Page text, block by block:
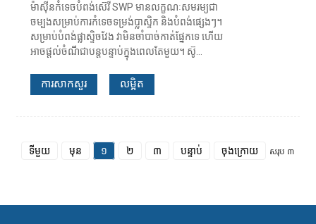
ម៉ាស៊ីនកំទេចបំពង់ស៊េរី SWP មានលក្ខណៈសមរម្យជា
ចម្បងសម្រាប់ការកំទេចទម្រង់ប្លាស្ទិក និងបំពង់ផ្សេងៗ។
សម្រាប់បំពង់ផ្លាស្ទិចវែង វាមិនចាំបាច់កាត់ផ្នែកទេ ហើយ
អាចផ្តល់ចំណីជាបន្តបន្ទាប់ក្នុងពេលតែមួយ។ ស៊ូ...
ការសាកសួរ លម្អិត
ទីមួយ មុន ១ ២ ៣ បន្ទាប់ ចុងក្រោយ សរុប ៣